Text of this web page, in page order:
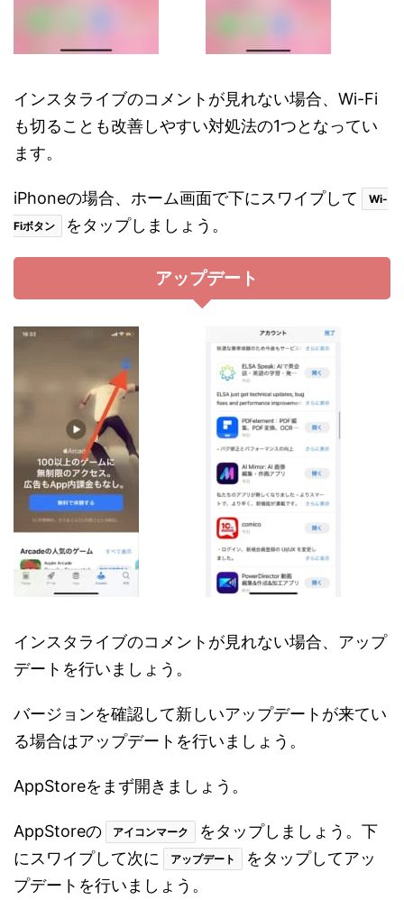
インスタライブのコメントが見れない場合、Wi-Fi
も切ることも改善しやすい対処法の1つとなってい
ます。
iPhoneの場合、ホーム画面で下にスワイプして
Wi-
Fiボタン
をタップしましょう。
アップデート
インスタライブのコメントが見れない場合、アップ
デートを行いましょう。
バージョンを確認して新しいアップデートが来てい
る場合はアップデートを行いましょう。
AppStoreをまず開きましょう。
AppStoreの アイコンマーク
をタップしましょう。下
にスワイプして次に
アップデート
をタップしてアッ
プデートを行いましょう。